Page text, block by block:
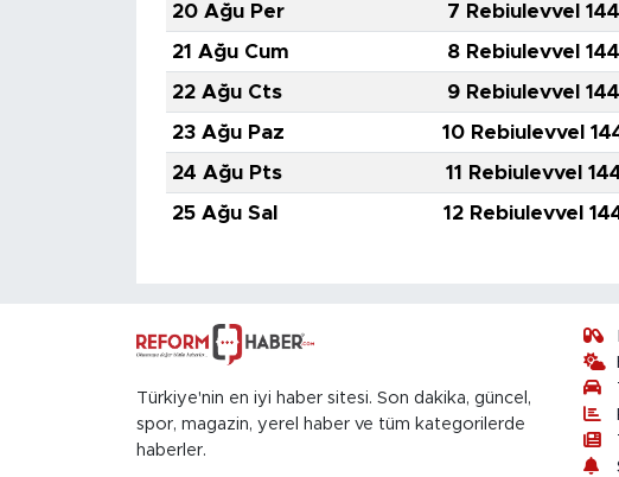
20 Ağu Per
7 Rebiulevvel
21 Ağu Cum
8 Rebiulevvel
22 Ağu Cts
9 Rebiulevvel
23 Ağu Paz
10 Rebiulevvel
24 Ağu Pts
11 Rebiulevvel
25 Ağu Sal
12 Rebiulevvel
Türkiye'nin en iyi haber sitesi. Son dakika, güncel,
spor, magazin, yerel haber ve tüm kategorilerde
haberler.